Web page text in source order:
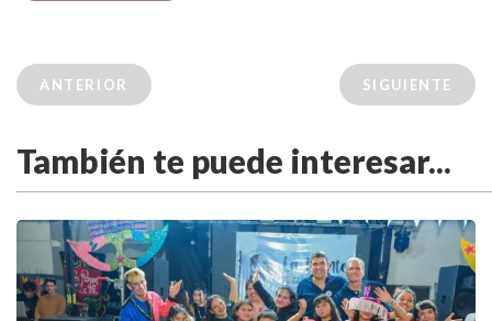
ANTERIOR SIGUIENTE
También te puede interesar...